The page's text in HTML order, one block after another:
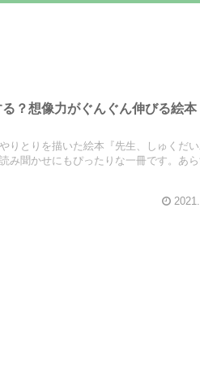
？想像力がぐんぐん伸びる絵
りとりを描いた絵本『先生、しゅくだ
み聞かせにもぴったりな一冊です。あ